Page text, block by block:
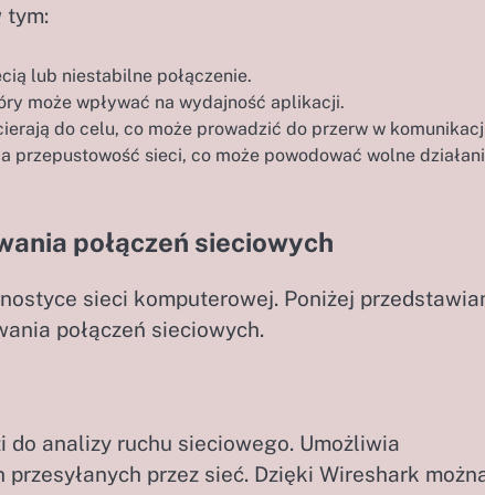
tym:
lub niestabilne połączenie.
może wpływać na wydajność aplikacji.
do celu, co może prowadzić do przerw w
przepustowość sieci, co może powodować wolne
połączeń sieciowych
sieci komputerowej. Poniżej
połączeń sieciowych.
analizy ruchu sieciowego. Umożliwia
przez sieć. Dzięki Wireshark